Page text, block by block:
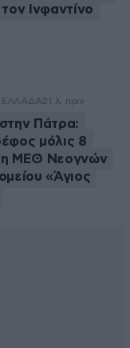
Ινφαντίνο
ΕΛΛΑΔΑ21 λ. πριν
Πάτρα:
μόλις 8
ΜΕΘ Νεογνών
«Άγιος